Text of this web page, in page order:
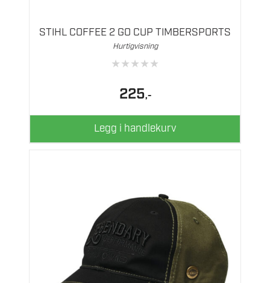
STIHL COFFEE 2 GO CUP TIMBERSPORTS
Hurtigvisning
★★★★★
225,-
Legg i handlekurv